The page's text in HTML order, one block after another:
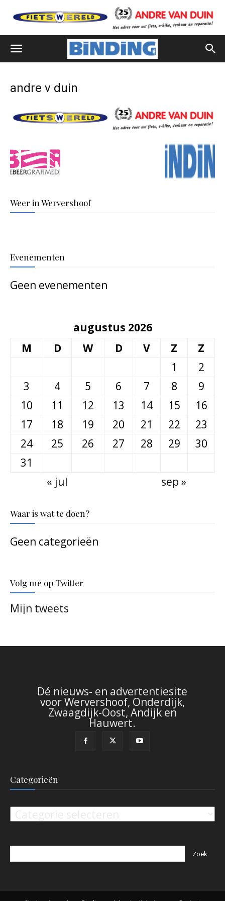
andre v duin
Weer in Wervershoof
Evenementen
Geen evenementen
augustus 2026
M
D W D V Z
Z
1
2
3
4 5 6 7 8
9
10
11 12 13 14 15
16
17
18 19 20 21 22
23
24
25 26 27 28 29
30
31
« jul
sep »
Waar is wat te doen?
Geen categorieën
Volg me op Twitter
Mijn tweets
Dé nieuws- en advertentiesite
voor Wervershoof, Onderdijk,
Zwaagdijk-Oost, Andijk en
Hauwert.
Categorieën
Categorieën